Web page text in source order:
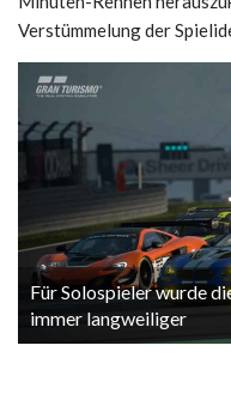
Verstümmelung der
Für Solospieler wurde
immer langweiliger